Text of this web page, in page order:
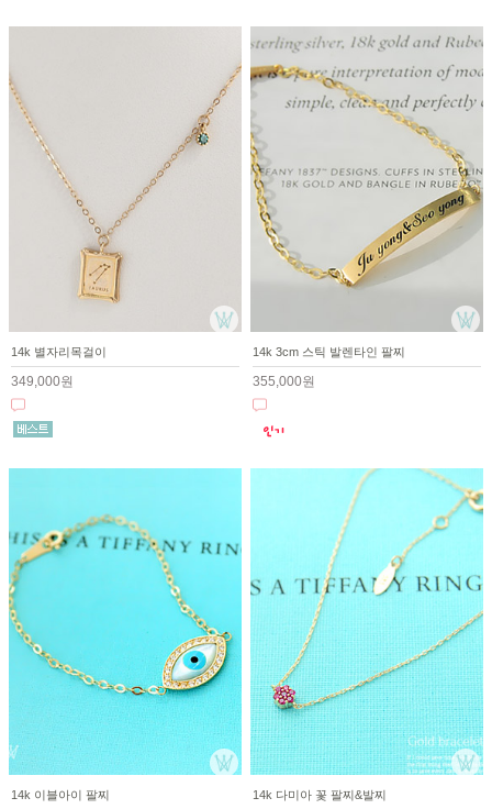
14k 별자리목걸이
349,000원
14k 3cm 스틱 발렌타인 팔찌
355,000원
14k 이블아이 팔찌 14k 다미아 꽃 팔찌&발찌